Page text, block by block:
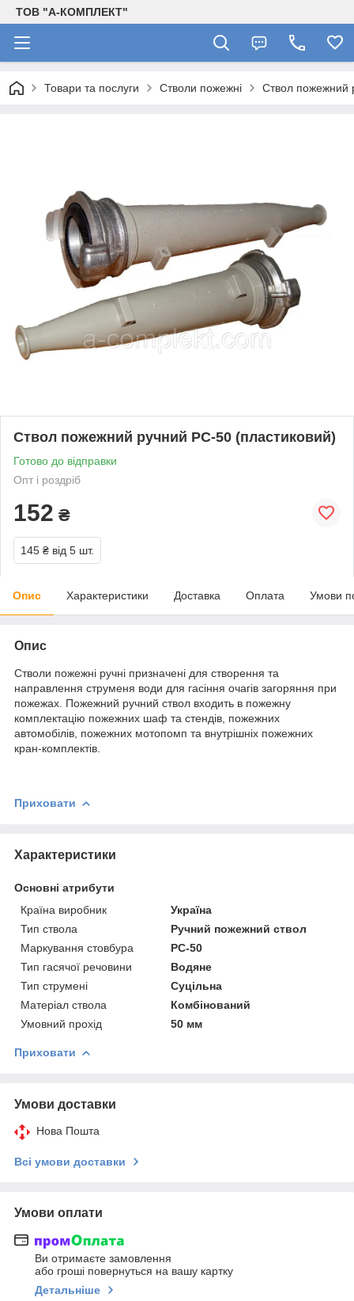
ТОВ "А-КОМПЛЕКТ"
Товари та послуги Стволи пожежні Ствол пожежний
Ствол пожежний ручний РС-50 (пластиковий)
Готово до відправки
Опт і роздріб
152 ₴
145 ₴ від 5 шт.
Опис Характеристики Доставка Оплата Умови
Опис
Стволи пожежні ручні призначені для створення та
направлення струменя води для гасіння очагів загоряння при
пожежах. Пожежний ручний ствол входить в пожежну
комплектацію пожежних шаф та стендів, пожежних
автомобілів, пожежних мотопомп та внутрішніх пожежних
кран-комплектів.
Приховати
Характеристики
Основні атрибути
Країна виробник
Україна
Тип ствола
Ручний пожежний ствол
Маркування стовбура
РС-50
Тип гасячої речовини
Водяне
Тип струмені
Суцільна
Матеріал ствола
Комбінований
Умовний прохід
50 мм
Приховати
Умови доставки
Нова Пошта
Всі умови доставки
Умови оплати
Ви отримаєте замовлення
або гроші повернуться на вашу картку
Детальніше